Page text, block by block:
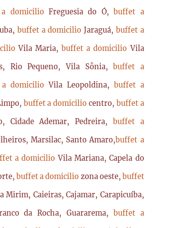
domicilio Freguesia do Ó,buffet a
buffet a domicilioJaraguá, buffet a
Vila Maria,buffet a domicilioVila
Rio Pequeno, Vila Sônia,buffet a
a domicilioVila Leopoldina, buffet a
buffet a domiciliocentro, buffet a
Cidade Ademar, Pedreira, buffet a
Marsilac, Santo Amaro,buffet a
a domicilioVila Mariana, Capela do
buffet a domicilio zona oeste, buffet
Mirim, Caieiras, Cajamar, Carapicuíba,
da Rocha, Guararema, buffet a